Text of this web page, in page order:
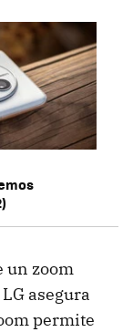
un zoom
asegura
permite